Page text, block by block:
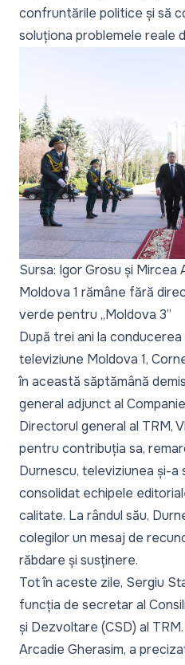
confruntările politice și să
soluționa problemele reale
Sursa: Igor Grosu și Mircea
Moldova 1 rămâne fără
verde pentru „Moldova 3”
După trei ani la
televiziune Moldova 1,
în această săptămână
general adjunct al
Directorul general al TRM,
pentru contribuția sa,
Durnescu, televiziunea și-a
consolidat echipele
calitate. La rândul său,
colegilor un mesaj de
răbdare și susținere.
Tot în aceste zile, Sergiu
funcția de secretar al
și Dezvoltare (CSD) al
Arcadie Gherasim, a